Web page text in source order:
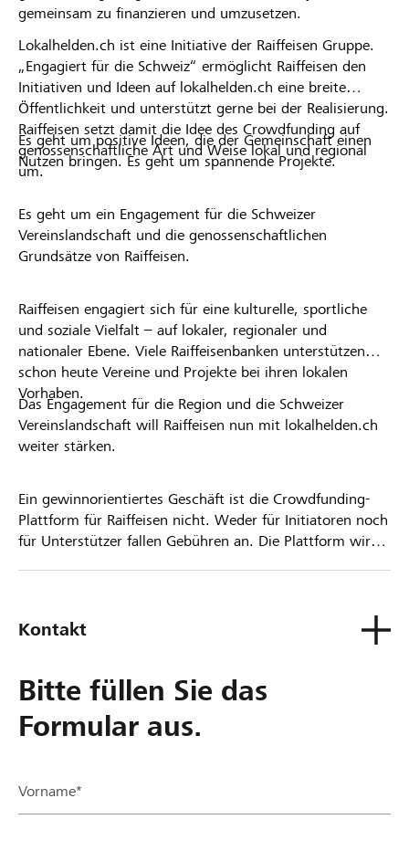
gemeinsam zu finanzieren und umzusetzen.
Lokalhelden.ch ist eine Initiative der Raiffeisen Gruppe.
„Engagiert für die Schweiz“ ermöglicht Raiffeisen den
Initiativen und Ideen auf lokalhelden.ch eine breite
Öffentlichkeit und unterstützt gerne bei der Realisierung.
Raiffeisen setzt damit die Idee des Crowdfunding auf
genossenschaftliche Art und Weise lokal und regional
um.
Es geht um positive Ideen, die der Gemeinschaft einen
Nutzen bringen. Es geht um spannende Projekte.
Es geht um ein Engagement für die Schweizer
Vereinslandschaft und die genossenschaftlichen
Grundsätze von Raiffeisen.
Raiffeisen engagiert sich für eine kulturelle, sportliche
und soziale Vielfalt – auf lokaler, regionaler und
nationaler Ebene. Viele Raiffeisenbanken unterstützen
schon heute Vereine und Projekte bei ihren lokalen
Vorhaben.
Das Engagement für die Region und die Schweizer
Vereinslandschaft will Raiffeisen nun mit lokalhelden.ch
weiter stärken.
Ein gewinnorientiertes Geschäft ist die Crowdfunding-
Plattform für Raiffeisen nicht. Weder für Initiatoren noch
für Unterstützer fallen Gebühren an. Die Plattform wird
Kontakt
Bitte füllen Sie das
Formular aus.
Vorname*